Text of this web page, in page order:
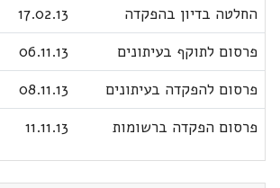
החלטה בדיון בהפקדה
17.02.13
פרסום לתוקף בעיתונים
06.11.13
פרסום להפקדה בעיתונים
08.11.13
פרסום הפקדה ברשומות
11.11.13